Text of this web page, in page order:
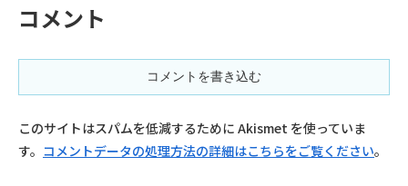
コメント
コメントを書き込む
このサイトはスパムを低減するために Akismet を使っていま
す。 コメントデータの処理方法の詳細はこちらをご覧ください。